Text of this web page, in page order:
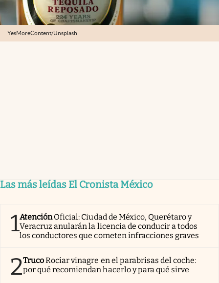
YesMoreContent/Unsplash
Las más leídas El Cronista México
1AtenciónOficial: Ciudad de México, Querétaro y
Veracruz anularán la licencia de conducir a todos
los conductores que cometen infracciones graves
2TrucoRociar vinagre en el parabrisas del coche:
por qué recomiendan hacerlo y para qué sirve